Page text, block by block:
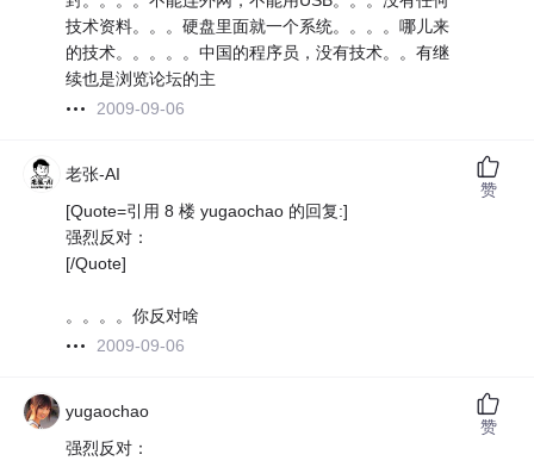
技术资料。。。硬盘里面就一个系统。。。。哪儿来
的技术。。。。。中国的程序员，没有技术。。有继
续也是浏览论坛的主
2009-09-06
老张-AI
[Quote=引用 8 楼 yugaochao 的回复:]
强烈反对：
[/Quote]
。。。。你反对啥
2009-09-06
赞
yugaochao
强烈反对：
赞